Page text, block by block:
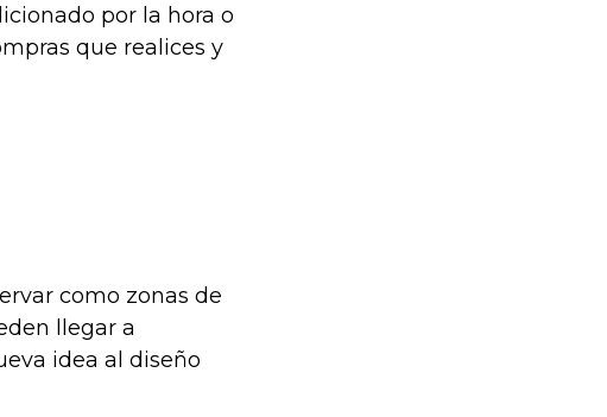
por la hora o
que realices y
como zonas de
llegar a
idea al diseño